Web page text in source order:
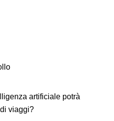
artificiale potrà
viaggi?